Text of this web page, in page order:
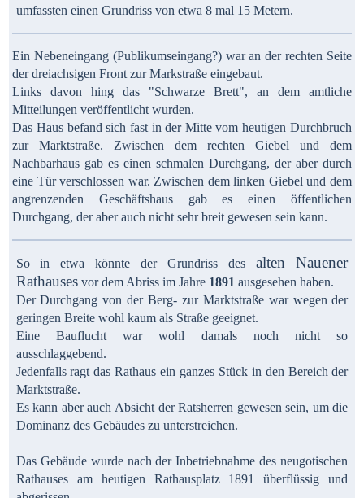
umfassten einen Grundriss von etwa 8 mal 15 Metern.
Ein Nebeneingang (Publikumseingang?) war an der rechten Seite
der dreiachsigen Front zur Markstraße eingebaut.
Links davon hing das "Schwarze Brett", an dem amtliche
Mitteilungen veröffentlicht wurden.
Das Haus befand sich fast in der Mitte vom heutigen Durchbruch
zur Marktstraße. Zwischen dem rechten Giebel und dem
Nachbarhaus gab es einen schmalen Durchgang, der aber durch
eine Tür verschlossen war. Zwischen dem linken Giebel und dem
angrenzenden Geschäftshaus gab es einen öffentlichen
Durchgang, der aber auch nicht sehr breit gewesen sein kann.
So in etwa könnte der Grundriss des alten Nauener
Rathausesvor dem Abriss im Jahre 1891 ausgesehen haben.
Der Durchgang von der Berg- zur Marktstraße war wegen der
geringen Breite wohl kaum als Straße geeignet.
Eine Bauflucht war wohl damals noch nicht so
ausschlaggebend.
Jedenfalls ragt das Rathaus ein ganzes Stück in den Bereich der
Marktstraße.
Es kann aber auch Absicht der Ratsherren gewesen sein, um die
Dominanz des Gebäudes zu unterstreichen.
Das Gebäude wurde nach der Inbetriebnahme des neugotischen
Rathauses am heutigen Rathausplatz 1891 überflüssig und